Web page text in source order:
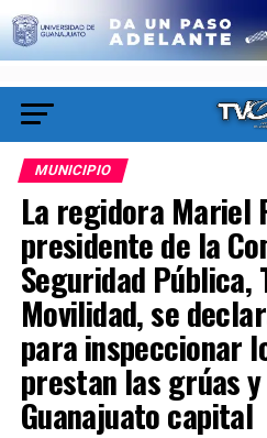
MUNICIPIO
La regidora Mariel
presidente de la
Seguridad Pública,
Movilidad, se
para inspeccionar
prestan las grúas
Guanajuato capital